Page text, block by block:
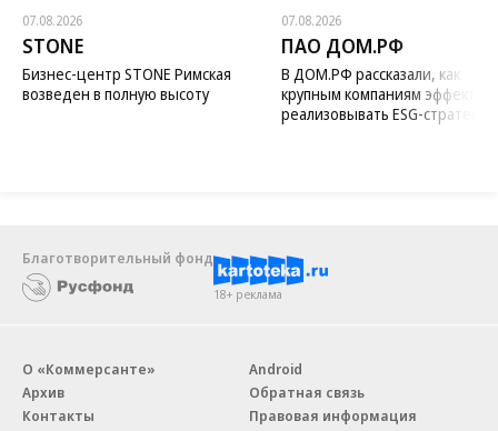
07.08.2026
STONE
Бизнес-центр STONE Римская
возведен в полную высоту
07.08.2026
ПАО ДОМ.РФ
В ДОМ.РФ рассказали, как
крупным компаниям
реализовывать ESG-стратегию
Благотворительный фонд
18+ реклама
О «Коммерсанте»
Архив
Контакты
Android
Обратная связь
Правовая информация